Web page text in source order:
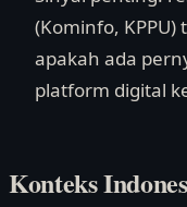
(Kominfo,
apakah ada
platform digital
Konteks